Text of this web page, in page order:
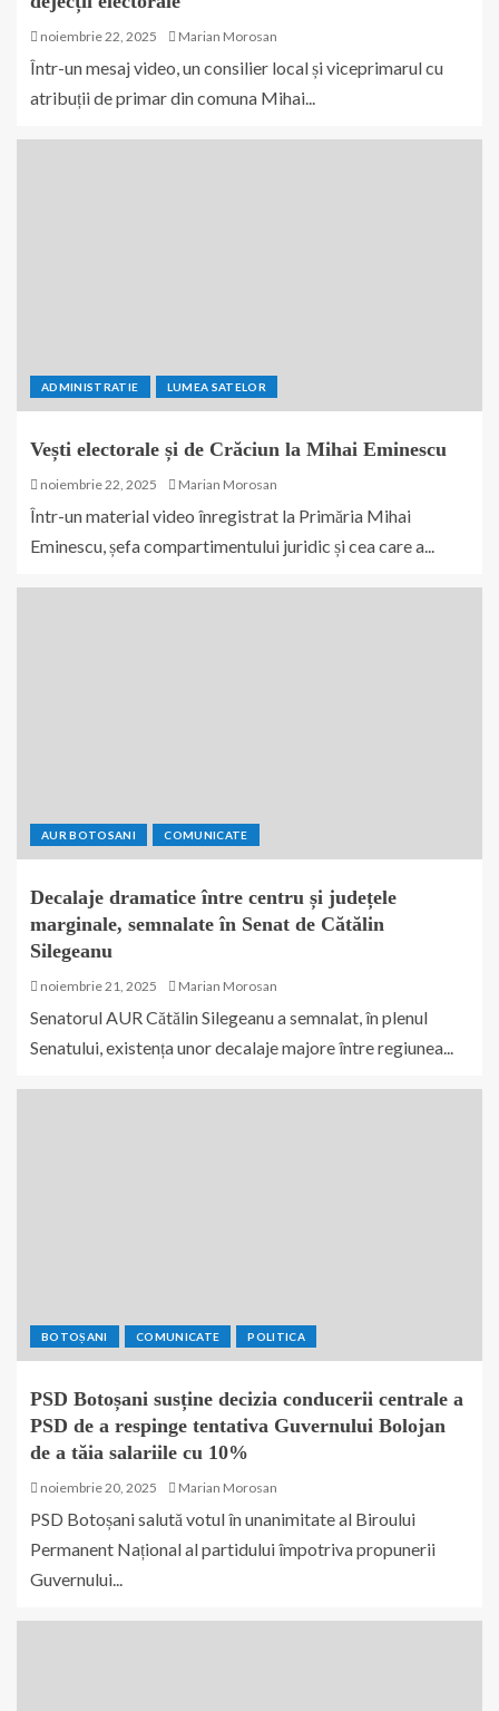
noiembrie 22, 2025 Marian Morosan
Într-un mesaj video, un consilier local și viceprimarul cu
atribuții de primar din comuna Mihai...
ADMINISTRATIE LUMEA SATELOR
Vești electorale și de Crăciun la Mihai Eminescu
noiembrie 22, 2025 Marian Morosan
Într-un material video înregistrat la Primăria Mihai
Eminescu, șefa compartimentului juridic și cea care a...
AUR BOTOSANI COMUNICATE
Decalaje dramatice între centru și județele
marginale, semnalate în Senat de Cătălin
Silegeanu
noiembrie 21, 2025 Marian Morosan
Senatorul AUR Cătălin Silegeanu a semnalat, în plenul
Senatului, existența unor decalaje majore între regiunea...
BOTOȘANI COMUNICATE POLITICA
PSD Botoșani susține decizia conducerii centrale a
PSD de a respinge tentativa Guvernului Bolojan
de a tăia salariile cu 10%
noiembrie 20, 2025 Marian Morosan
PSD Botoșani salută votul în unanimitate al Biroului
Permanent Național al partidului împotriva propunerii
Guvernului...